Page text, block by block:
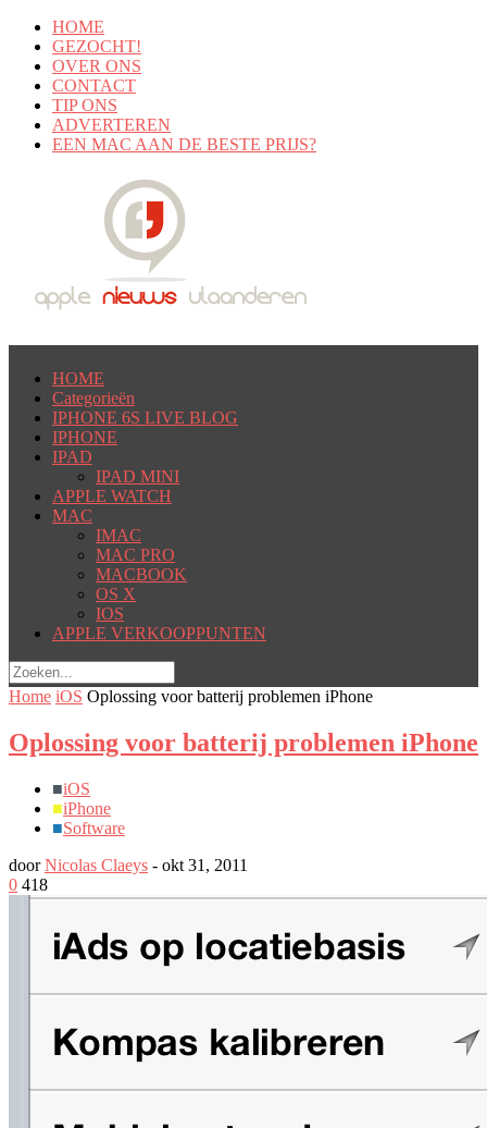
HOME
GEZOCHT!
OVER ONS
CONTACT
TIP ONS
ADVERTEREN
EEN MAC AAN DE BESTE PRIJS?
HOME
Categorieën
IPHONE 6S LIVE BLOG
IPHONE
IPAD
IPAD MINI
APPLE WATCH
MAC
IMAC
MAC PRO
MACBOOK
OS X
IOS
APPLE VERKOOPPUNTEN
Home iOS Oplossing voor batterij problemen iPhone
Oplossing voor batterij problemen iPhone
■iOS
■iPhone
■Software
doorNicolas Claeys - okt 31, 2011
0 418